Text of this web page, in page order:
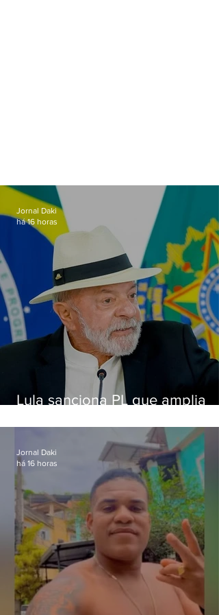
Lula sanciona PL que amplia
crianças
Jornal Daki
há 16 horas
Jornal Daki
há 16 horas